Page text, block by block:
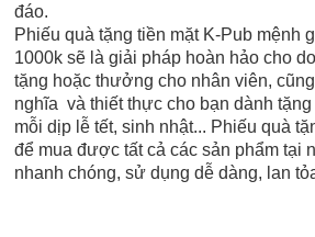
đáo.
Phiếu quà tặng tiền mặt K-Pub mệnh
1000k sẽ là giải pháp hoàn hảo cho
tặng hoặc thưởng cho nhân viên,
nghĩa và thiết thực cho bạn dành
mỗi dịp lễ tết, sinh nhật... Phiếu quà
để mua được tất cả các sản phẩm tại
nhanh chóng, sử dụng dễ dàng, lan